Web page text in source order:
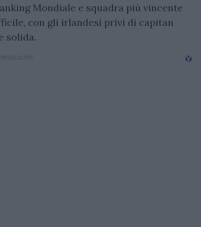
Mondiale e squadra più vincente
con gli irlandesi privi di capitan
solida.